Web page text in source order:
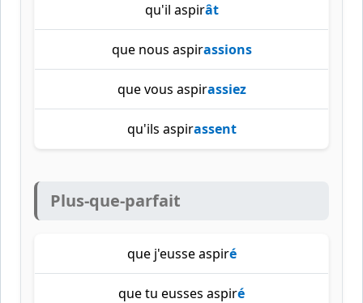
qu'il aspirât
que nous aspirassions
que vous aspirassiez
qu'ils aspirassent
Plus-que-parfait
que j'eusse aspiré
que tu eusses aspiré